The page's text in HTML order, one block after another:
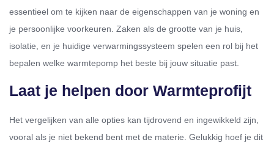
essentieel om te kijken naar de eigenschappen van je woning en
je persoonlijke voorkeuren. Zaken als de grootte van je huis,
isolatie, en je huidige verwarmingssysteem spelen een rol bij het
bepalen welke warmtepomp het beste bij jouw situatie past.
Laat je helpen door Warmteprofijt
Het vergelijken van alle opties kan tijdrovend en ingewikkeld zijn,
vooral als je niet bekend bent met de materie. Gelukkig hoef je dit